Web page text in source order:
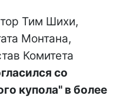
Тим Шихи,
Монтана,
Комитета
со
купола" в более